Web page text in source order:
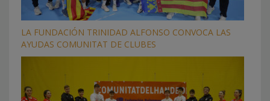
LA FUNDACIÓN TRINIDAD ALFONSO CONVOCA LAS
AYUDAS COMUNITAT DE CLUBES